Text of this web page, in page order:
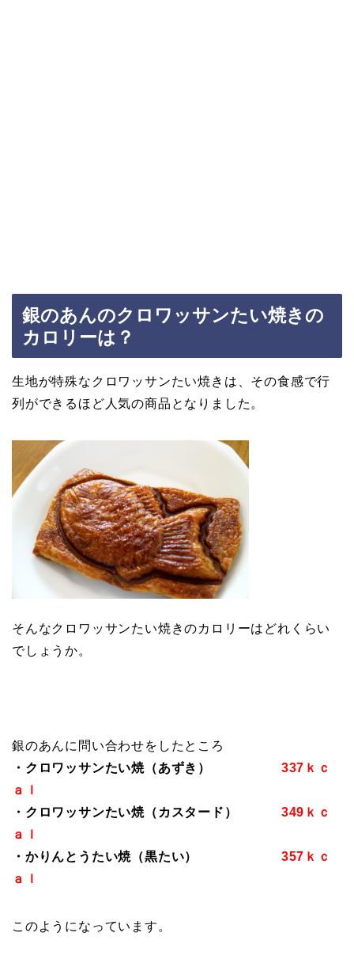
銀のあんのクロワッサンたい焼きの
カロリーは？
生地が特殊なクロワッサンたい焼きは、その食感で行
列ができるほど人気の商品となりました。
そんなクロワッサンたい焼きのカロリーはどれくらい
でしょうか。
銀のあんに問い合わせをしたところ
・クロワッサンたい焼（あずき）
337ｋｃ
ａｌ
・クロワッサンたい焼（カスタード）
349ｋｃ
ａｌ
・かりんとうたい焼（黒たい）
357ｋｃ
ａｌ
このようになっています。